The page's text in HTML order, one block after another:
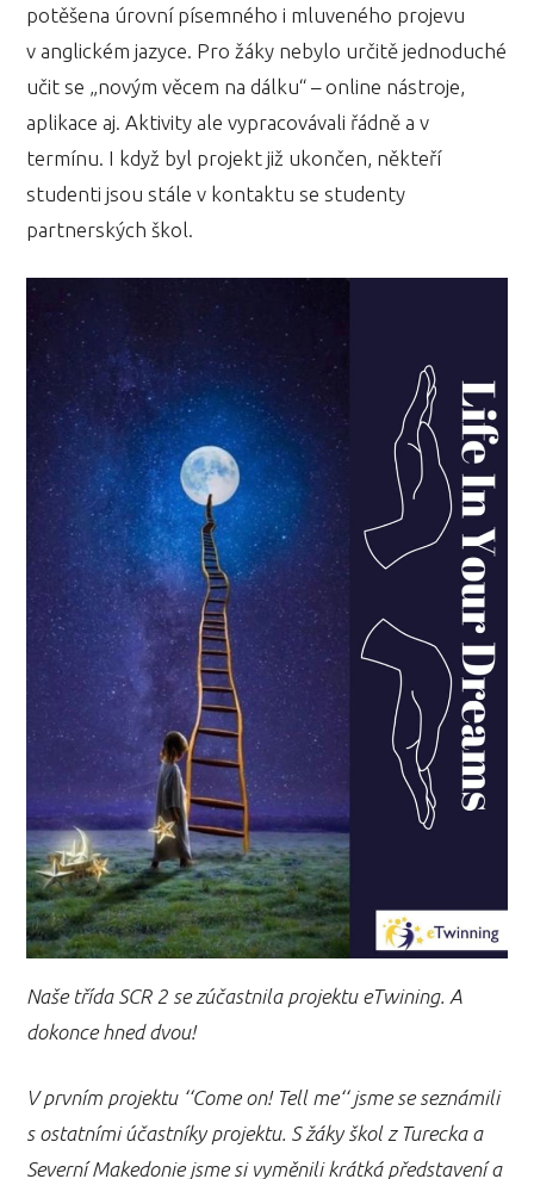
potěšena úrovní písemného i mluveného projevu
v anglickém jazyce. Pro žáky nebylo určitě jednoduché
učit se „novým věcem na dálku“ – online nástroje,
aplikace aj. Aktivity ale vypracovávali řádně a v
termínu. I když byl projekt již ukončen, někteří
studenti jsou stále v kontaktu se studenty
partnerských škol.
Naše třída SCR 2 se zúčastnila projektu eTwining. A
dokonce hned dvou!
V prvním projektu ‘‘Come on! Tell me‘‘ jsme se seznámili
s ostatními účastníky projektu. S žáky škol z Turecka a
Severní Makedonie jsme si vyměnili krátká představení a